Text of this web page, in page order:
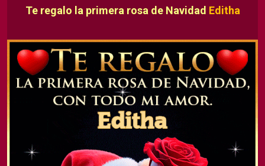
Te regalo la primera rosa de Navidad Editha